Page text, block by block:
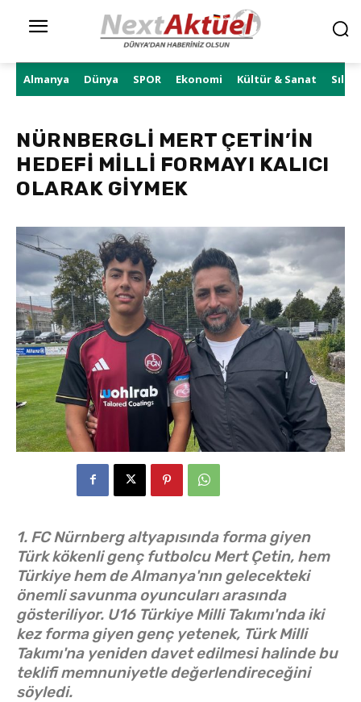
Almanya Dünya SPOR Ekonomi Kültür & Sanat Sıla
NÜRNBERGLİ MERT ÇETİN’İN
HEDEFİ MİLLİ FORMAYI KALICI
OLARAK GİYMEK
1. FC Nürnberg altyapısında forma giyen
Türk kökenli genç futbolcu Mert Çetin, hem
Türkiye hem de Almanya'nın gelecekteki
önemli savunma oyuncuları arasında
gösteriliyor. U16 Türkiye Milli Takımı'nda iki
kez forma giyen genç yetenek, Türk Milli
Takımı'na yeniden davet edilmesi halinde bu
teklifi memnuniyetle değerlendireceğini
söyledi.